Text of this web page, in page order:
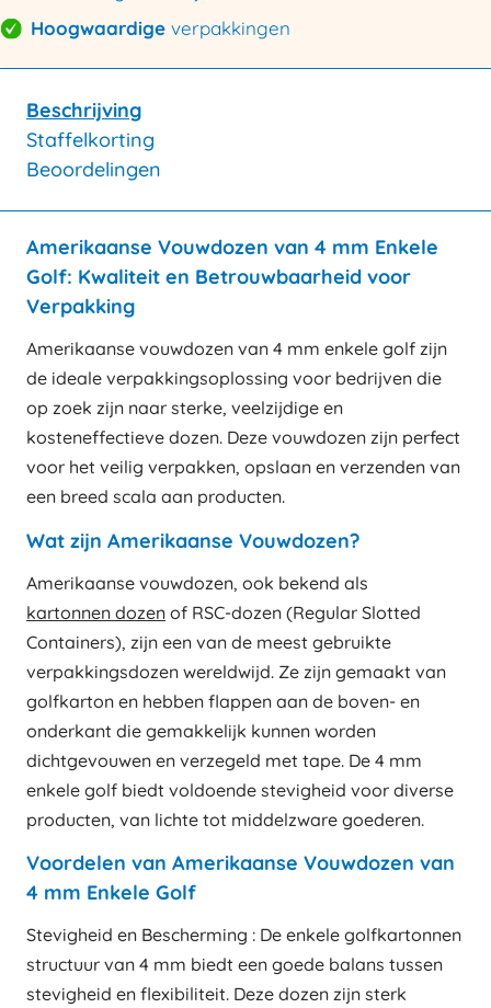
Hoogwaardige verpakkingen
Beschrijving
Staffelkorting
Beoordelingen
Amerikaanse Vouwdozen van 4 mm Enkele
Golf: Kwaliteit en Betrouwbaarheid voor
Verpakking
Amerikaanse vouwdozen van 4 mm enkele golf zijn
de ideale verpakkingsoplossing voor bedrijven die
op zoek zijn naar sterke, veelzijdige en
kosteneffectieve dozen. Deze vouwdozen zijn perfect
voor het veilig verpakken, opslaan en verzenden van
een breed scala aan producten.
Wat zijn Amerikaanse Vouwdozen?
Amerikaanse vouwdozen, ook bekend als
kartonnen dozen of RSC-dozen (Regular Slotted
Containers), zijn een van de meest gebruikte
verpakkingsdozen wereldwijd. Ze zijn gemaakt van
golfkarton en hebben flappen aan de boven- en
onderkant die gemakkelijk kunnen worden
dichtgevouwen en verzegeld met tape. De 4 mm
enkele golf biedt voldoende stevigheid voor diverse
producten, van lichte tot middelzware goederen.
Voordelen van Amerikaanse Vouwdozen van
4 mm Enkele Golf
Stevigheid en Bescherming : De enkele golfkartonnen
structuur van 4 mm biedt een goede balans tussen
stevigheid en flexibiliteit. Deze dozen zijn sterk